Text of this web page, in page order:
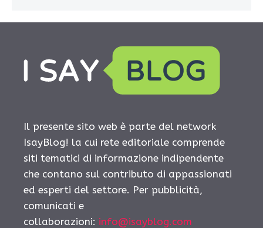
Il presente sito web è parte del network
IsayBlog! la cui rete editoriale comprende
siti tematici di informazione indipendente
che contano sul contributo di appassionati
ed esperti del settore. Per pubblicità,
comunicati e
collaborazioni: info@isayblog.com